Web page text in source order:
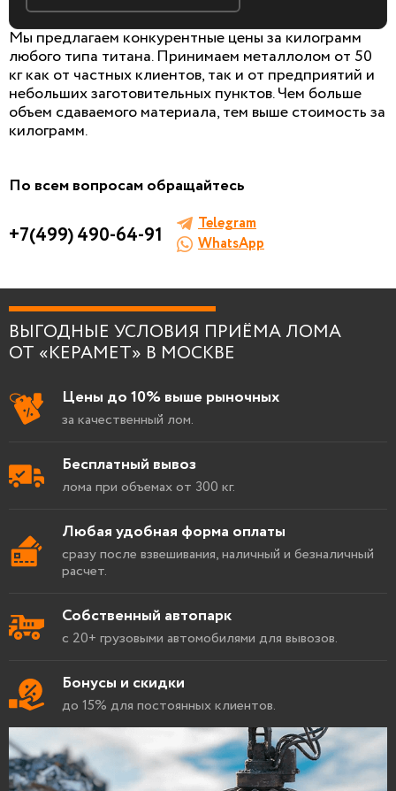
БЕСПЛАТНАЯ КОНСУЛЬТАЦИЯ
И ОЦЕНКА ЛОМА
Я согласен наобработку персональных
данных.
Мы предлагаем конкурентные цены за килограмм
любого типа титана. Принимаем металлолом от 50
кг как от частных клиентов, так и от предприятий и
небольших заготовительных пунктов. Чем больше
объем сдаваемого материала, тем выше стоимость за
килограмм.
По всем вопросам обращайтесь
+7(499) 490-64-91
Telegram
WhatsApp
ВЫГОДНЫЕ УСЛОВИЯ ПРИЁМА ЛОМА
ОТ «КЕРАМЕТ» В МОСКВЕ
Цены до 10% выше рыночных
за качественный лом.
Бесплатный вывоз
лома при объемах от 300 кг.
Любая удобная форма оплаты
сразу после взвешивания, наличный и безналичный
расчет.
Собственный автопарк
с 20+ грузовыми автомобилями для вывозов.
Бонусы и скидки
до 15% для постоянных клиентов.